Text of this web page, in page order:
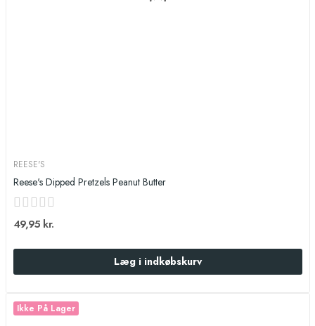
REESE'S
Reese's Dipped Pretzels Peanut Butter
49,95 kr.
Læg i indkøbskurv
Ikke På Lager